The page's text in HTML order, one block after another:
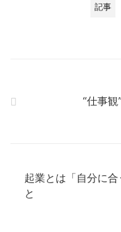
記事
“仕事
起業とは「自分に
と